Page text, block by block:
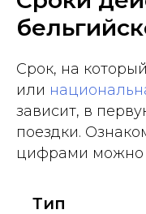
Срок, на
или
зависит, в
поездки.
цифрами можно
Тип